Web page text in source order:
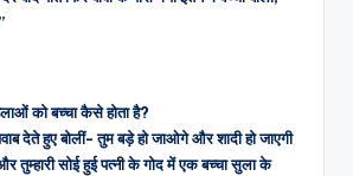
को बच्चा कैसे होता है?
देते हुए बोलीं- तुम बड़े हो जाओगे और शादी हो जाएगी
तुम्हारी सोई हुई पत्नी के गोद में एक बच्चा सुला के